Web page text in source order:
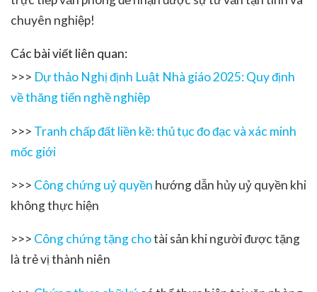
chuyên nghiệp!
Các bài viết liên quan:
>>> Dự thảo Nghị định Luật Nhà giáo 2025: Quy định
về thăng tiến nghề nghiệp
>>> Tranh chấp đất liền kề: thủ tục đo đạc và xác minh
mốc giới
>>> Công chứng uỷ quyền hướng dẫn hủy uỷ quyền khi
không thực hiện
>>> Công chứng tặng chotài sản khi người được tặng
là trẻ vị thành niên